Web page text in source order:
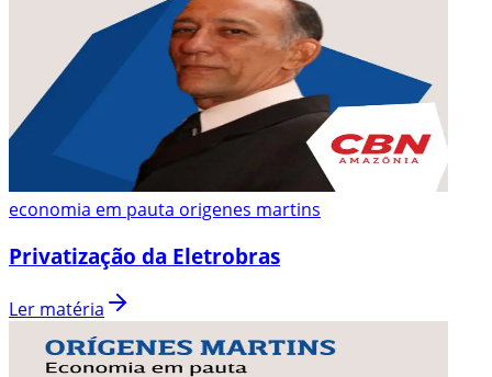
economia em pauta origenes martins
Privatização da Eletrobras
Ler matéria